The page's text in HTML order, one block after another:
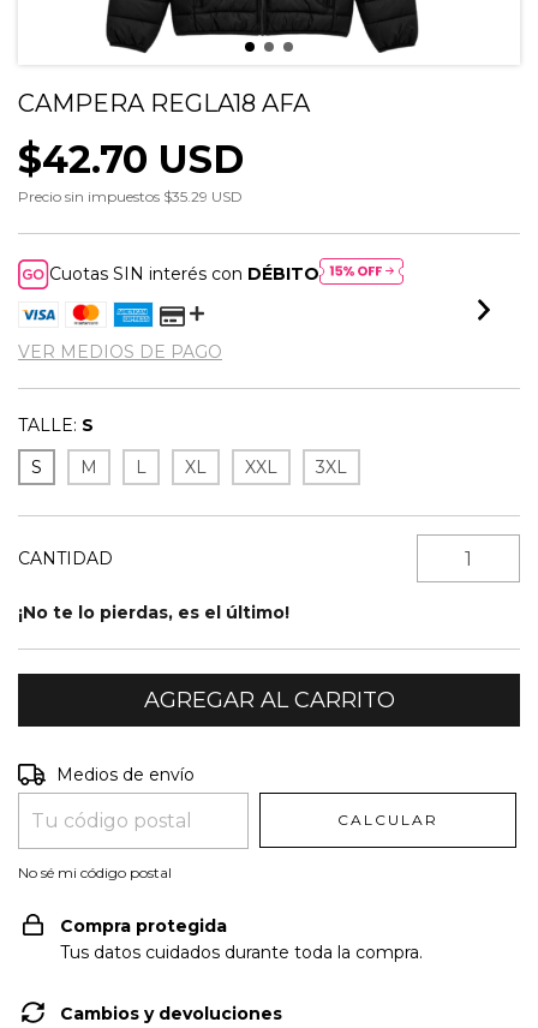
CAMPERA REGLA18 AFA
$42.70 USD
Precio sin impuestos $35.29 USD
Cuotas SIN interés con DÉBITO
VER MEDIOS DE PAGO
TALLE: S
S
M L XL XXL 3XL
CANTIDAD
¡No te lo pierdas, es el último!
Entregas para el CP:
Medios de envío
CALCULAR
No sé mi código postal
Compra protegida
Tus datos cuidados durante toda la compra.
Cambios y devoluciones